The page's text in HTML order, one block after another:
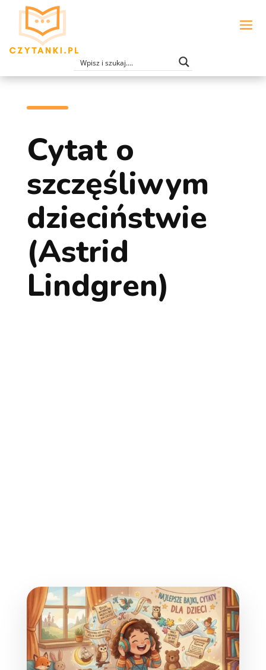
Cytat o
szczęśliwym
dzieciństwie
(Astrid
Lindgren)